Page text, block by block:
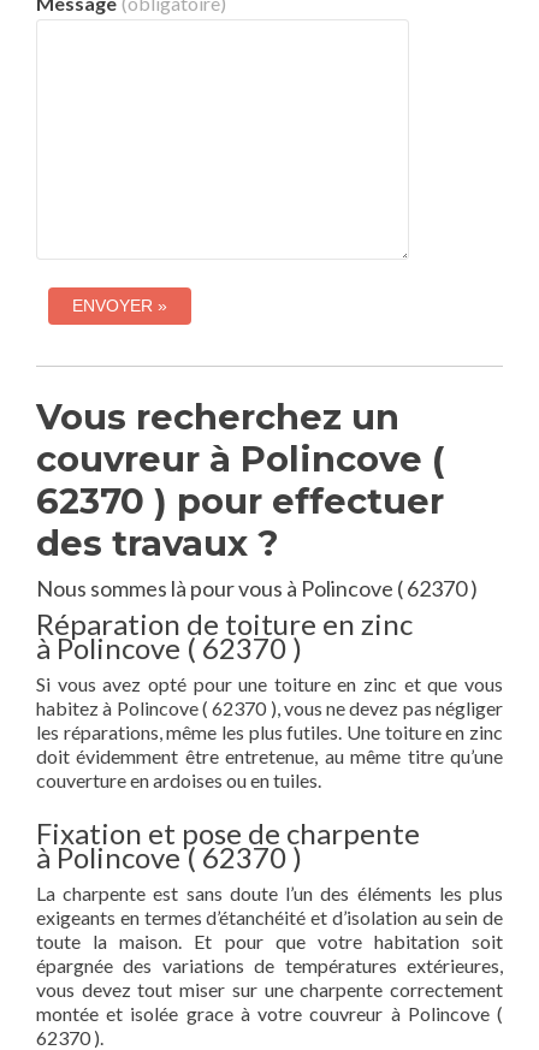
Vous recherchez un
couvreur à Polincove (
62370 ) pour effectuer
des travaux ?
Nous sommes là pour vous à Polincove ( 62370 )
Réparation de toiture en zinc
à Polincove ( 62370 )
Si vous avez opté pour une toiture en zinc et que vous
habitez à Polincove ( 62370 ), vous ne devez pas négliger
les réparations, même les plus futiles. Une toiture en zinc
doit évidemment être entretenue, au même titre qu’une
couverture en ardoises ou en tuiles.
Fixation et pose de charpente
à Polincove ( 62370 )
La charpente est sans doute l’un des éléments les plus
exigeants en termes d’étanchéité et d’isolation au sein de
toute la maison. Et pour que votre habitation soit
épargnée des variations de températures extérieures,
vous devez tout miser sur une charpente correctement
montée et isolée grace à votre couvreur à Polincove (
62370 ).